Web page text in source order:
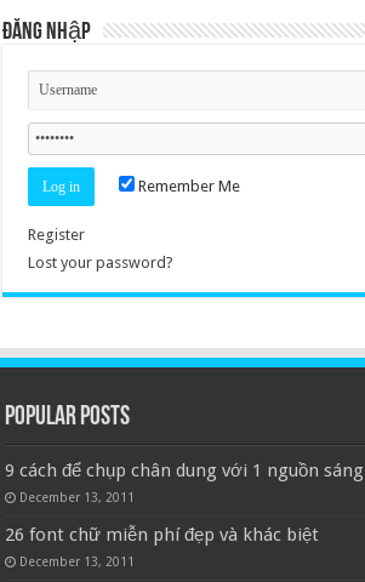
Đăng nhập
Remember Me
Register
Lost your password?
Popular Posts
9 cách để chụp chân dung với 1 nguồn sáng
December 13, 2011
26 font chữ miễn phí đẹp và khác biệt
December 13, 2011